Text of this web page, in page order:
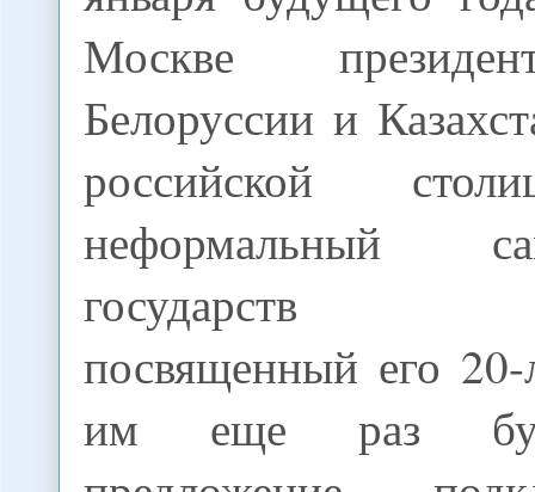
Москве
Белоруссии и
российской
неформальный
государств
посвященный его
им еще раз